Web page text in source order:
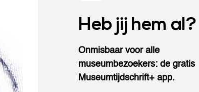
Heb jij hem al?
Onmisbaar voor alle
museumbezoekers: de gratis
Museumtijdschrift+ app.